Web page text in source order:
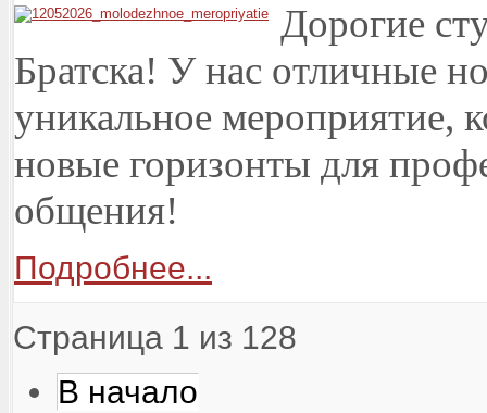
Дорогие
Братска! У нас отличные
уникальное мероприятие,
новые горизонты для
общения!
Подробнее...
Страница 1 из 128
В начало